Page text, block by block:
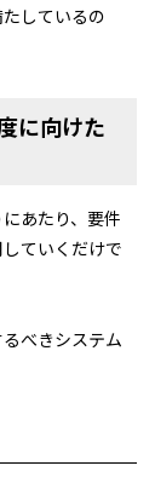
しているの
に向けた
あたり、要件
ていくだけで
べきシステム